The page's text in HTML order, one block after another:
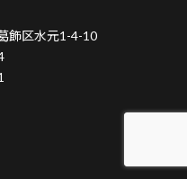
飾区水元1-4-10